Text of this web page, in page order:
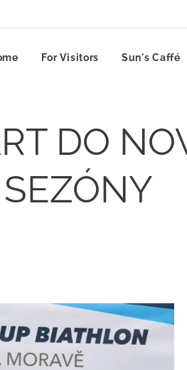
For Visitors Sun's Caffé
DO